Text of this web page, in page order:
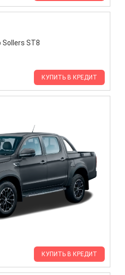
КУПИТЬ В КРЕДИТ
КУПИТЬ В КРЕДИТ